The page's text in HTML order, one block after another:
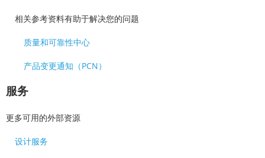
相关参考资料有助于解决您的问题
质量和可靠性中心
产品变更通知（PCN）
服务
更多可用的外部资源
设计服务